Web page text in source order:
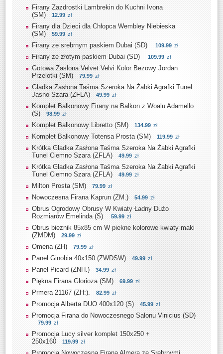
Firany Zazdrostki Lambrekin do Kuchni Ivona
(SM)
12.99 zł
Firany dla Dzieci dla Chłopca Wembley Niebieska
(SM)
59.99 zł
Firany ze srebrnym paskiem Dubai (SD) 109.99 zł
Firany ze złotym paskiem Dubai (SD) 109.99 zł
Gotowa Zasłona Velvet Velvi Kolor Beżowy Jordan
Przelotki (SM)
79.99 zł
Gładka Zasłona Taśma Szeroka Na Żabki Agrafki Tunel
Jasno Szara (ZFLA)
49.99 zł
Komplet Balkonowy Firany na Balkon z Woalu Adamello
(S)
98.99 zł
Komplet Balkonowy Libretto (SM) 134.99 zł
Komplet Balkonowy Totensa Prosta (SM) 119.99 zł
Krótka Gładka Zasłona Taśma Szeroka Na Żabki Agrafki
Tunel Ciemno Szara (ZFLA)
49.99 zł
Krótka Gładka Zasłona Taśma Szeroka Na Żabki Agrafki
Tunel Ciemno Szara (ZFLA)
49.99 zł
Milton Prosta (SM) 79.99 zł
Nowoczesna Firana Kaprun (ZM.) 54.99 zł
Obrus Ogrodowy Obrusy W Kwiaty Ładny Dużo
Rozmiarów Emelinda (S)
59.99 zł
Obrus bieznik 85x85 cm W piekne kolorowe kwiaty maki
(ZMDM)
29.99 zł
Omena (ZH) 79.99 zł
Panel Ginobia 40x150 (ZWDSW) 49.99 zł
Panel Picard (ZNH.) 34.99 zł
Piękna Firana Glorioza (SM) 69.99 zł
Prmera 21167 (ZH:). 82.99 zł
Promocja Alberta DUO 400x120 (S) 45.99 zł
Promocja Firana do Nowoczesnego Salonu Vinicius (SD)
79.99 zł
Promocja Lucy silver komplet 150x250 +
250x160
119.99 zł